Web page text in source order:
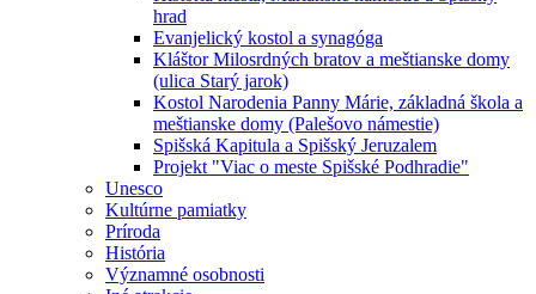
hrad
Evanjelický kostol a synagóga
Kláštor Milosrdných bratov a meštianske domy
(ulica Starý jarok)
Kostol Narodenia Panny Márie, základná škola a
meštianske domy (Palešovo námestie)
Spišská Kapitula a Spišský Jeruzalem
Projekt "Viac o meste Spišské Podhradie"
Unesco
Kultúrne pamiatky
Príroda
História
Významné osobnosti